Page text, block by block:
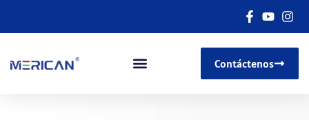
Contáctenos